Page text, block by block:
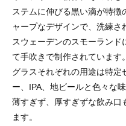
ステムに伸びる黒い滴が特
ャープなデザインで、洗練さ
スウェーデンのスモーランド
て手吹きで制作されています。
グラスそれぞれの用途は特定
ー、IPA、地ビールと色々な
薄すぎず、厚すぎずな飲み口
ます。